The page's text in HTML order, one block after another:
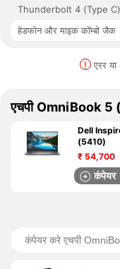
Thunderbolt 4 (Type C)
हेडफोन और माइक कॉम्बो जैक
! एरर या
एचपी OmniBook 5
Dell
(5410)
₹ 54,700
कंपेयर